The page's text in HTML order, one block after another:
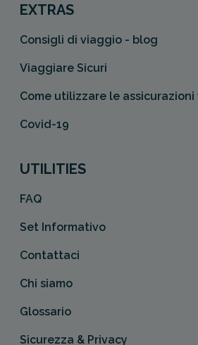
EXTRAS
Consigli di viaggio - blog
Viaggiare Sicuri
Come utilizzare le
Covid-19
UTILITIES
FAQ
Set Informativo
Contattaci
Chi siamo
Glossario
Sicurezza & Privacy